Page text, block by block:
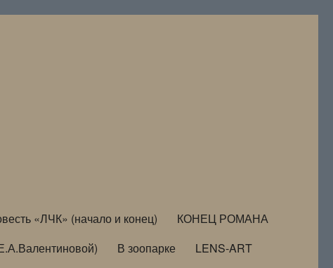
«ЛЧК» (начало и конец)
КОНЕЦ РОМАНА
В зоопарке
LENS-ART